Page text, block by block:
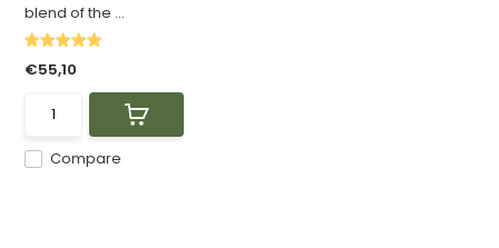
blend of the ...
Compare
€55,10